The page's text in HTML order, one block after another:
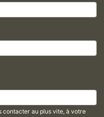
contacter au plus vite, à votre